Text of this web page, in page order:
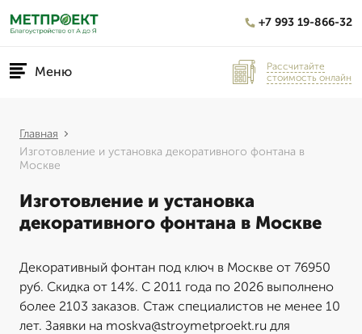
+7 993 19-866-32
Меню
Рассчитайте
стоимость онлайн
Главная
Изготовление и установка декоративного фонтана в
Москве
Изготовление и установка
декоративного фонтана в Москве
Декоративный фонтан под ключ в Москве от 76950
руб. Скидка от 14%. С 2011 года по 2026 выполнено
более 2103 заказов. Стаж специалистов не менее 10
лет. Заявки на moskva@stroymetproekt.ru для